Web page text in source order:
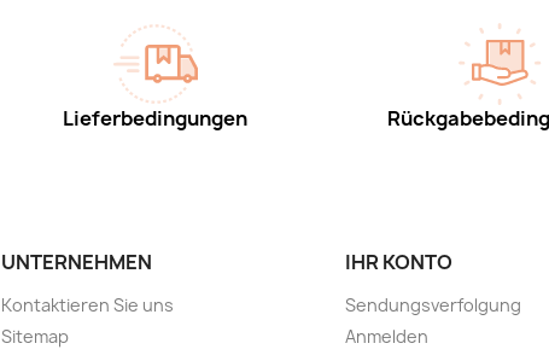
Lieferbedingungen
UNTERNEHMEN
Kontaktieren Sie uns
Sitemap
IHR KONTO
Sendungsverfolgung
Anmelden